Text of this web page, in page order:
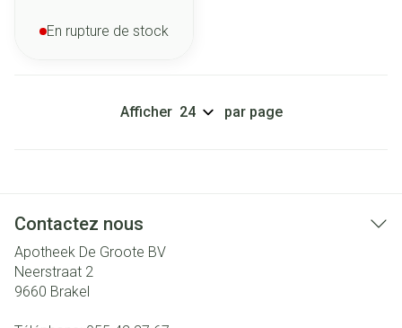
En rupture de stock
Afficher par page
Contactez nous
Apotheek De Groote BV
Neerstraat 2
9660 Brakel